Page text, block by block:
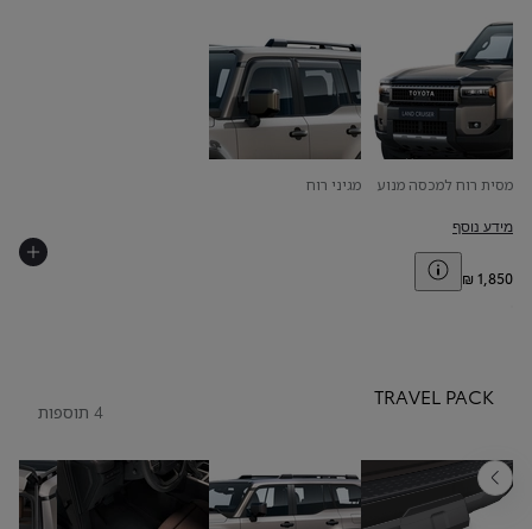
מסית רוח למכסה מנוע מגיני רוח
מידע נוסף
TRAVEL PACK
4 תוספות
אחורה